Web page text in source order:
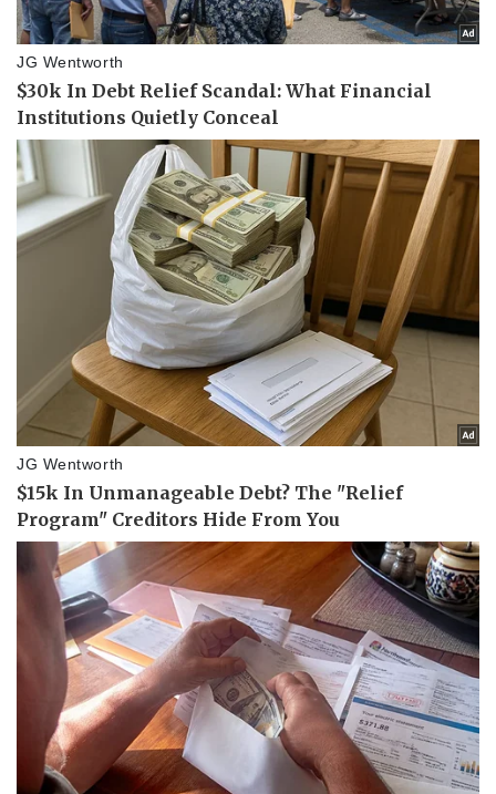
Doanh nghiệp
Thông tin doanh nghiệp
Doanh nghiệp 24h
Doanh nhân
Vì cộng đồng
Công nghệ
Tin Công nghệ
Trải nghiệm
Chuyển đổi số